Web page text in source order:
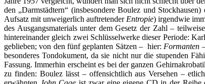
den „Darmstädtern“ (insbesondere Boulez und
Aufsatz mit unweigerlich auftretender Entropie) irgendwie
des Ausgangsmaterials unter dem Gesetz der Zahl –
hintereinander gleich zwei Schlüsselwerke dieser Periode:
geblieben; von den fünf geplanten Sätzen – hier: Formanten
besonderes Tondokument, da sie nicht nur die stupenden
Fassung. Immerhin erscheint es bei der ganzen
zu finden: Boulez lässt – offensichtlich aus Versehen –